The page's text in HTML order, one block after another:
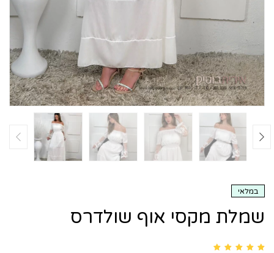
במלאי
שמלת מקסי אוף שולדרס